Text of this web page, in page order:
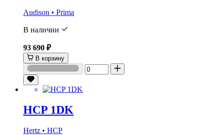
Audison • Prima
В наличии
93 690 ₽
В корзину
HCP 1DK
Hertz • HCP